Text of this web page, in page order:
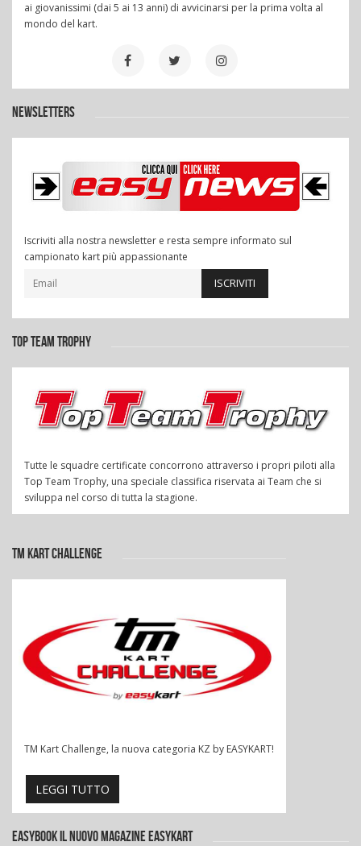
ai giovanissimi (dai 5 ai 13 anni) di avvicinarsi per la prima volta al
mondo del kart.
NEWSLETTERS
Iscriviti alla nostra newsletter e resta sempre informato sul
campionato kart più appassionante
ISCRIVITI
TOP TEAM TROPHY
Tutte le squadre certificate concorrono attraverso i propri piloti alla
Top Team Trophy, una speciale classifica riservata ai Team che si
sviluppa nel corso di tutta la stagione.
TM KART CHALLENGE
TM Kart Challenge, la nuova categoria KZ by EASYKART!
LEGGI TUTTO
EASYBOOK IL NUOVO MAGAZINE EASYKART